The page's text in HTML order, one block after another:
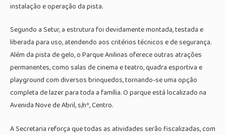
instalação e operação da pista.
Segundo a Setur, a estrutura foi devidamente montada, testada e
liberada para uso, atendendo aos critérios técnicos e de segurança.
Além da pista de gelo, o Parque Anilinas oferece outras atrações
permanentes, como salas de cinema e teatro, quadra esportiva e
playground com diversos brinquedos, tornando-se uma opção
completa de lazer para toda a família. O parque está localizado na
Avenida Nove de Abril, s/nº, Centro.
A Secretaria reforça que todas as atividades serão fiscalizadas, com